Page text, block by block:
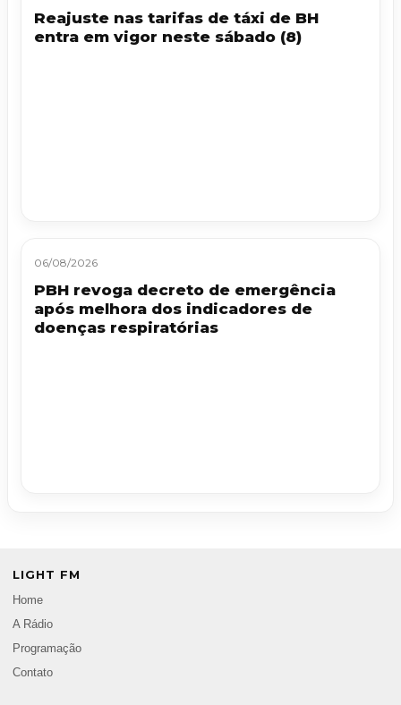
Reajuste nas tarifas de táxi de BH
entra em vigor neste sábado (8)
06/08/2026
PBH revoga decreto de emergência
após melhora dos indicadores de
doenças respiratórias
LIGHT FM
Home
A Rádio
Programação
Contato